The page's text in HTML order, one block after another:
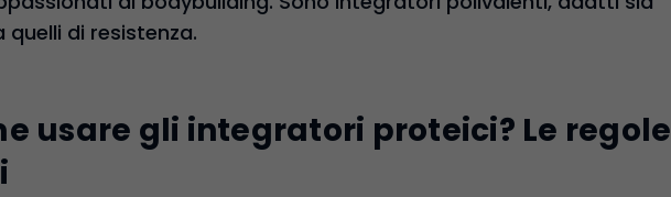
di resistenza.
usare gli integratori proteici? Le regole